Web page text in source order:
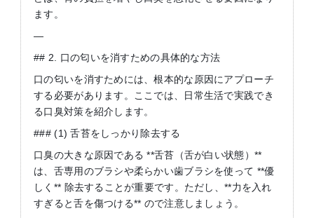
ます。
—
## 2. 口の匂いを消すための具体的な方法
口の匂いを消すためには、根本的な原因にアプローチ
する必要があります。ここでは、日常生活で実践でき
る口臭対策を紹介します。
### (1) 舌苔をしっかり除去する
口臭の大きな原因である **舌苔（舌が白い状態）**
は、舌専用のブラシや柔らかい歯ブラシを使って **優
しく** 除去することが重要です。ただし、**力を入れ
すぎると舌を傷つける** ので注意しましょう。